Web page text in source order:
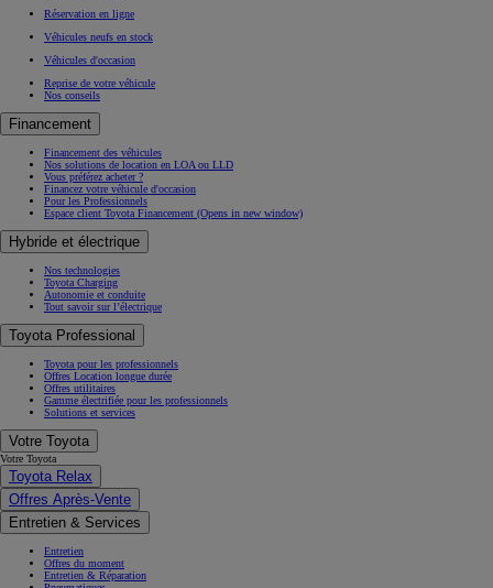
Réservation en ligne
Véhicules neufs en stock
Véhicules d'occasion
Reprise de votre véhicule
Nos conseils
Financement
Financement des véhicules
Nos solutions de location en LOA ou LLD
Vous préférez acheter ?
Financez votre véhicule d'occasion
Pour les Professionnels
Espace client Toyota Financement (Opens in new window)
Hybride et électrique
Nos technologies
Toyota Charging
Autonomie et conduite
Tout savoir sur l’électrique
Toyota Professional
Toyota pour les professionnels
Offres Location longue durée
Offres utilitaires
Gamme électrifiée pour les professionnels
Solutions et services
Votre Toyota
Votre Toyota
Toyota Relax
Offres Après-Vente
Entretien & Services
Entretien
Offres du moment
Entretien & Réparation